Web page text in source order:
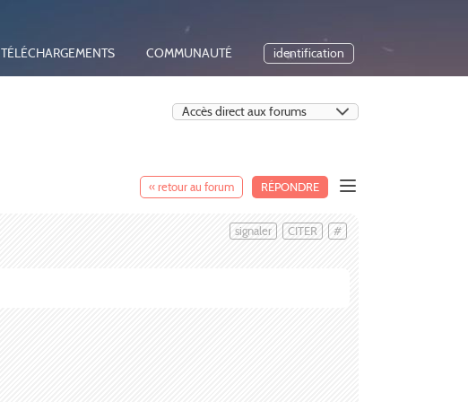
TÉLÉCHARGEMENTS COMMUNAUTÉ identification
« retour au forum RÉPONDRE
#
CITER
signaler